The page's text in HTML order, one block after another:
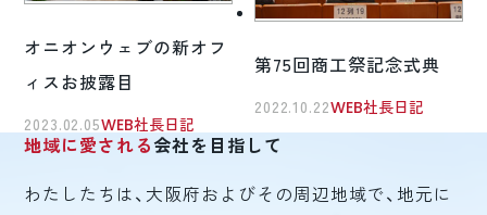
オニオンウェブの新オフ
ィスお披露目
2023.02.05WEB社長日記
第75回商工祭記念式典
2022.10.22WEB社長日記
地域に愛される会社を目指して
わたしたちは、大阪府およびその周辺地域で、地元に